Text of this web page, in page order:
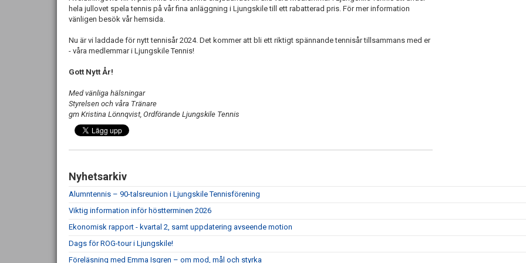
hela jullovet spela tennis på vår fina anläggning i Ljungskile till ett rabatterad pris. För mer information
vänligen besök vår hemsida.
Nu är vi laddade för nytt tennisår 2024. Det kommer att bli ett riktigt spännande tennisår tillsammans med er
- våra medlemmar i Ljungskile Tennis!
Gott Nytt År!
Med vänliga hälsningar
Styrelsen och våra Tränare
gm Kristina Lönnqvist, Ordförande Ljungskile Tennis
Nyhetsarkiv
Alumntennis – 90-talsreunion i Ljungskile Tennisförening
Viktig information inför höstterminen 2026
Ekonomisk rapport - kvartal 2, samt uppdatering avseende motion
Dags för ROG-tour i Ljungskile!
Föreläsning med Emma Isgren – om mod, mål och styrka